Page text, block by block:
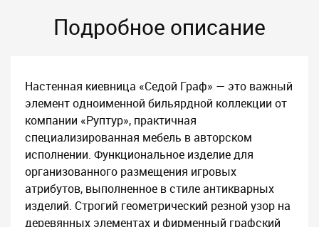
Подробное описание
Настенная киевница «Седой Граф» — это важный
элемент одноименной бильярдной коллекции от
компании «Руптур», практичная
специализированная мебель в авторском
исполнении. Функциональное изделие для
организованного размещения игровых
атрибутов, выполненное в стиле антикварных
изделий. Строгий геометрический резной узор на
деревянных элементах и фирменный графский